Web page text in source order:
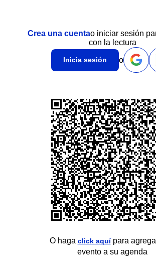
Crea una cuentao iniciar sesión
con la lectura
Inicia sesión o
O haga click aquípara
evento a su agenda